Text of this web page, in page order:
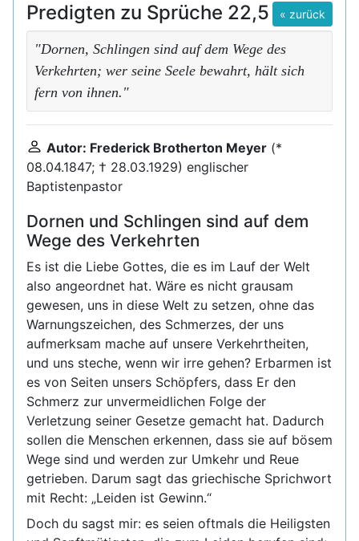
« zurück
Predigten zu Sprüche 22,5
"Dornen, Schlingen sind auf dem Wege des
Verkehrten; wer seine Seele bewahrt, hält sich
fern von ihnen."
Autor: Frederick Brotherton Meyer (*
08.04.1847; † 28.03.1929) englischer
Baptistenpastor
Dornen und Schlingen sind auf dem
Wege des Verkehrten
Es ist die Liebe Gottes, die es im Lauf der Welt
also angeordnet hat. Wäre es nicht grausam
gewesen, uns in diese Welt zu setzen, ohne das
Warnungszeichen, des Schmerzes, der uns
aufmerksam mache auf unsere Verkehrtheiten,
und uns steche, wenn wir irre gehen? Erbarmen ist
es von Seiten unsers Schöpfers, dass Er den
Schmerz zur unvermeidlichen Folge der
Verletzung seiner Gesetze gemacht hat. Dadurch
sollen die Menschen erkennen, dass sie auf bösem
Wege sind und werden zur Umkehr und Reue
getrieben. Darum sagt das griechische Sprichwort
mit Recht: „Leiden ist Gewinn.“
Doch du sagst mir: es seien oftmals die Heiligsten